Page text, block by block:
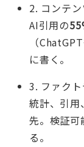
2. コンテ
AI引用の
（
に書く。
3. ファクト
統計、引用
先。検証可
る。